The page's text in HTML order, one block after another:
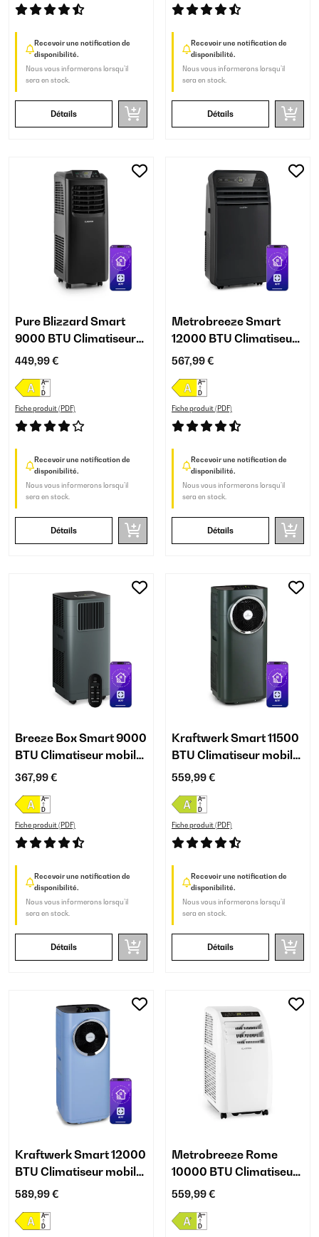
Recevoir une notification de
disponibilité.
Nous vous informerons lorsqu’il
sera en stock.
Détails
Recevoir une notification de
disponibilité.
Nous vous informerons lorsqu’il
sera en stock.
Détails
Pure Blizzard Smart
9000 BTU Climatiseur
mobile Noir
449,99 €
Fiche produit (PDF)
Recevoir une notification de
disponibilité.
Nous vous informerons lorsqu’il
sera en stock.
Détails
Metrobreeze Smart
12000 BTU Climatiseur
mobile Noir
567,99 €
Fiche produit (PDF)
Recevoir une notification de
disponibilité.
Nous vous informerons lorsqu’il
sera en stock.
Détails
Breeze Box Smart 9000
BTU Climatiseur mobile
Anthracite
367,99 €
Fiche produit (PDF)
Recevoir une notification de
disponibilité.
Nous vous informerons lorsqu’il
sera en stock.
Détails
Kraftwerk Smart 11500
BTU Climatiseur mobile
Anthracite
559,99 €
Fiche produit (PDF)
Recevoir une notification de
disponibilité.
Nous vous informerons lorsqu’il
sera en stock.
Détails
Kraftwerk Smart 12000
BTU Climatiseur mobile
Bleu
589,99 €
Metrobreeze Rome
10000 BTU Climatiseur
mobile Blanc
559,99 €